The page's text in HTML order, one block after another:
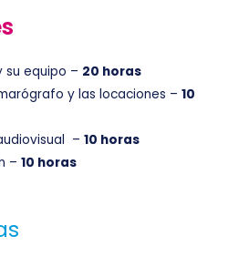
su equipo – 20 horas
y las locaciones –10
–10 horas
–10 horas